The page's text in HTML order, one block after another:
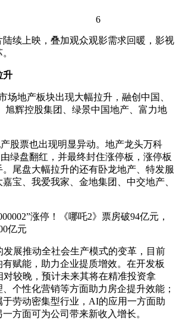
6
陆续上映，叠加观众观影需求回暖，影视
升
场地产板块出现大幅拉升，融创中国、
旭辉控股集团、绿景中国地产、富力地
股票也出现明显异动。地产龙头万科
绿盘翻红，并最终封住涨停板，涨停板
尾盘大幅拉升的还有卧龙地产、特发服
宝、我爱我家、金地集团、中交地产、
发展推动全社会生产模式的变革，目前
赋能，助力企业提质增效。在开发板
较晚，预计未来其将在精准投资拿
个性化营销等方面助力房企提升效能；
劳动密集型行业，AI的应用一方面助
方面可为公司带来新收入增长。